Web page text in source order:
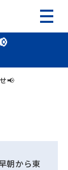
📢
朝から東